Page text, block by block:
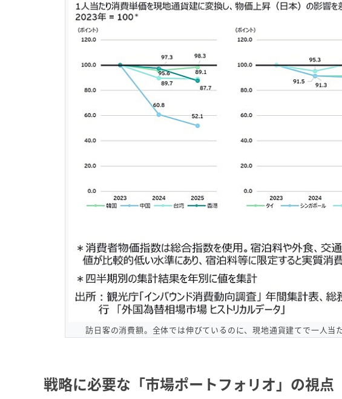
訪日客の消費額。全体では伸びているのに、現地通貨建てで一人当
戦略に必要な「市場ポートフォリオ」の視点